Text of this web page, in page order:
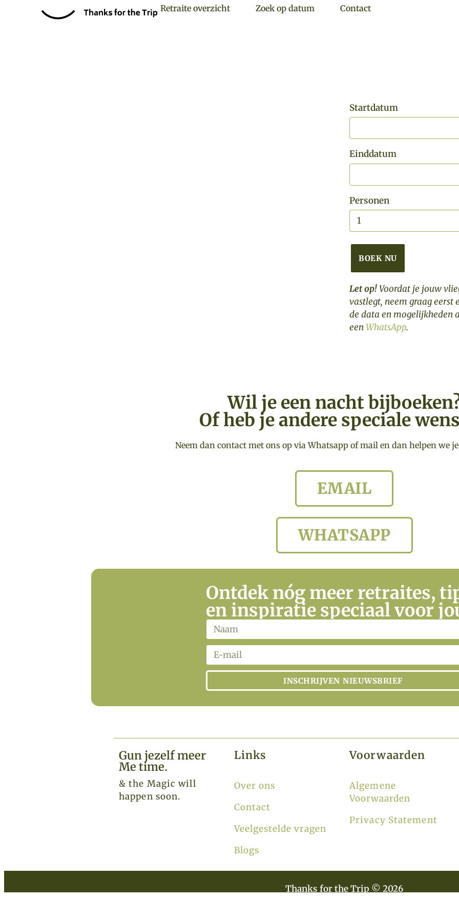
Retraite overzicht Zoek op datum Contact
Startdatum
Einddatum
Personen
BOEK NU
Let op!Voordat je jouw
vastlegt, neem graag eerst
de data en mogelijkheden
eenWhatsApp.
Wil je een nacht
Of heb je andere speciale
Neem dan contact met ons op via Whatsapp of mail en dan helpen we
EMAIL
WHATSAPP
Ontdek nóg meer retraites,
en inspiratie speciaal voor
INSCHRIJVEN NIEUWSBRIEF
Gun jezelf meer
Me time.​
& the Magic will
happen soon.
Links
Over ons
Contact
Veelgestelde vragen
Blogs
Voorwaarden
Algemene
Voorwaarden
Privacy Statement
Thanks for the Trip © 2026